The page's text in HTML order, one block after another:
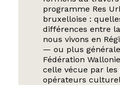
programme Res
bruxelloise :
différences entre
nous vivons en
— ou plus
Fédération
celle vécue par les
opérateurs